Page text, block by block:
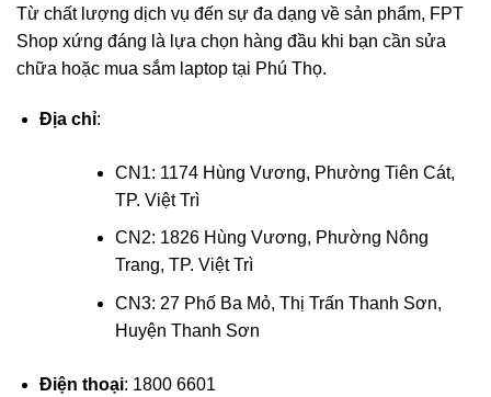
Từ chất lượng dịch vụ đến sự đa dạng về sản phẩm, FPT
Shop xứng đáng là lựa chọn hàng đầu khi bạn cần sửa
chữa hoặc mua sắm laptop tại Phú Thọ.
Địa chỉ:
CN1: 1174 Hùng Vương, Phường Tiên Cát,
TP. Việt Trì
CN2: 1826 Hùng Vương, Phường Nông
Trang, TP. Việt Trì
CN3: 27 Phố Ba Mỏ, Thị Trấn Thanh Sơn,
Huyện Thanh Sơn
Điện thoại: 1800 6601